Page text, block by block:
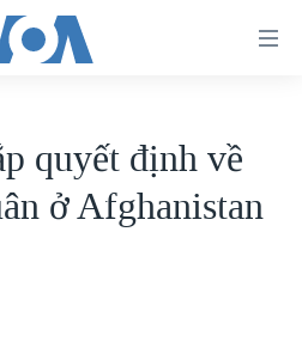
quyết định về
ở Afghanistan